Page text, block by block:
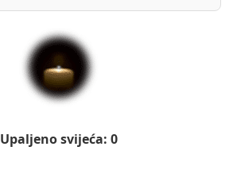
Upaljeno svijeća: 0